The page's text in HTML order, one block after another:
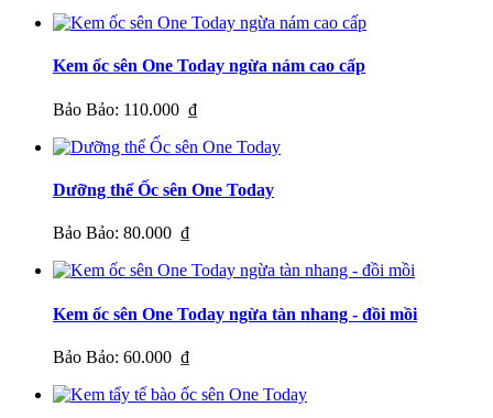
Kem ốc sên One Today ngừa nám cao cấp
Bảo Bảo: 110.000 ₫
Dưỡng thể Ốc sên One Today
Bảo Bảo: 80.000 ₫
Kem ốc sên One Today ngừa tàn nhang - đồi mồi
Bảo Bảo: 60.000 ₫